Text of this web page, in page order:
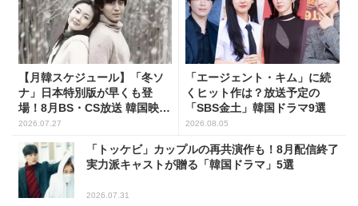
【月韓スケジュール】「冬ソ
ナ」日本特別版が早くも登
場！8月BS・CS放送 韓国映画
(全109選)
2026.07.27
「エージェント・キム」に続
くヒット作は？放送予定の
「SBS金土」韓国ドラマ9選
2026.08.05
「トッケビ」カップルの再共演作も！8月配信終了
実力派キャストが贈る「韓国ドラマ」5選
2026.07.31